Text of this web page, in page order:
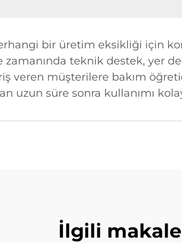
bir üretim eksikliği için
zamanında teknik destek, yer
veren müşterilere bakım
uzun süre sonra kullanımı
İlgili